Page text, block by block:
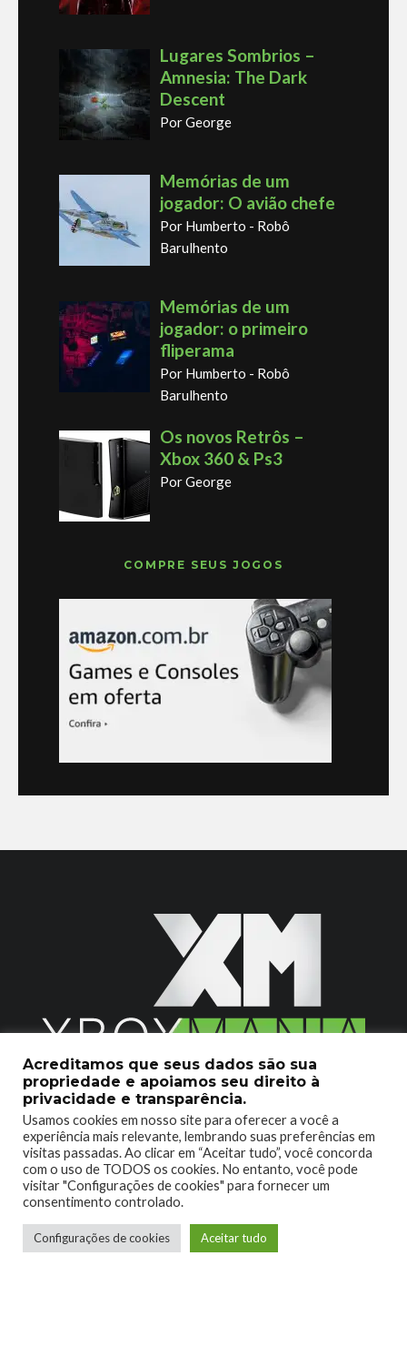
Lugares Sombrios –
Amnesia: The Dark
Descent
Por George
Memórias de um
jogador: O avião chefe
Por Humberto - Robô
Barulhento
Memórias de um
jogador: o primeiro
fliperama
Por Humberto - Robô
Barulhento
Os novos Retrôs –
Xbox 360 & Ps3
Por George
COMPRE SEUS JOGOS
2020 © Xboxmania. Todos os Direitos Reservados.
SOBRE O XBOX MANIA CONTATO
ENCONTROU UM PROBLEMA?
Acreditamos que seus dados são sua
propriedade e apoiamos seu direito à
privacidade e transparência.
Usamos cookies em nosso site para oferecer a você a
experiência mais relevante, lembrando suas preferências em
visitas passadas. Ao clicar em “Aceitar tudo”, você concorda
com o uso de TODOS os cookies. No entanto, você pode
visitar "Configurações de cookies" para fornecer um
consentimento controlado.
Configurações de cookies Aceitar tudo